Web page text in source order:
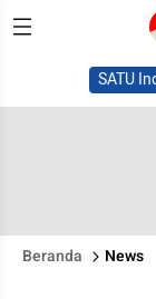
SATU
Beranda News